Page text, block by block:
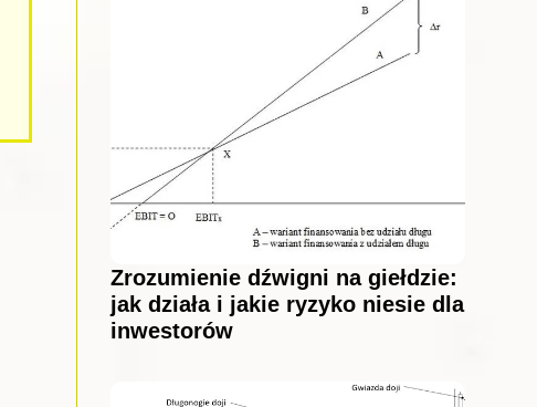
Zrozumienie dźwigni na giełdzie:
jak działa i jakie ryzyko niesie dla
inwestorów